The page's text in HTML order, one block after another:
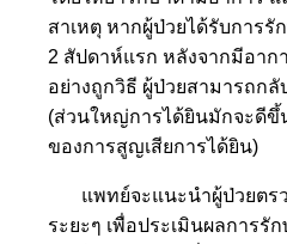
สาเหตุ หากผู้ป่วยได้รับการรั
2 สัปดาห์แรก หลังจากมีอาก
อย่างถูกวิธี ผู้ป่วยสามารถก
(ส่วนใหญ่การได้ยินมักจะดีขึ้
ของการสูญเสียการได้ยิน)
แพทย์จะแนะนำผู้ป่วยตร
ระยะๆ เพื่อประเมินผลการรั